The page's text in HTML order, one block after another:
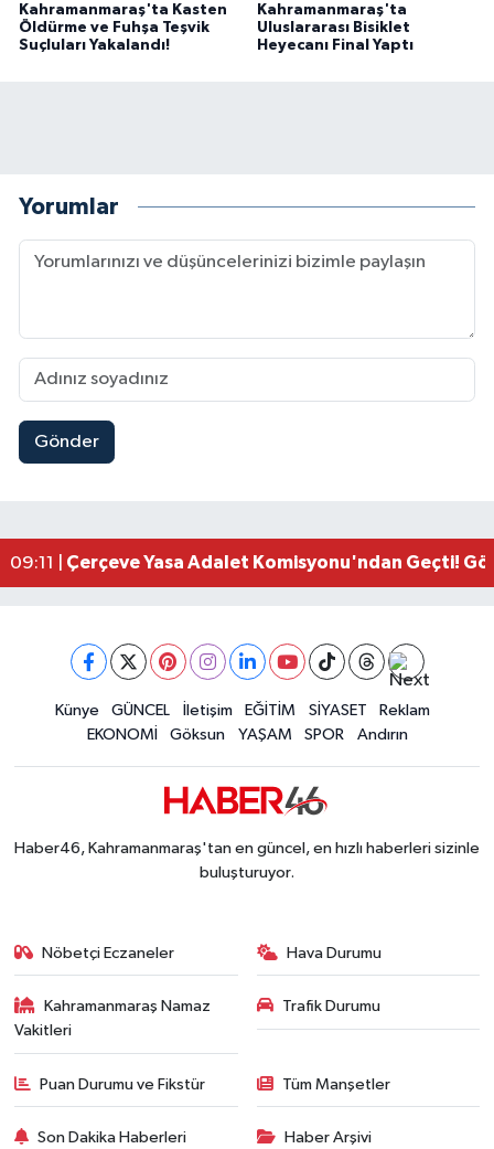
Kahramanmaraş'ta Kasten
Öldürme ve Fuhşa Teşvik
Suçluları Yakalandı!
Kahramanmaraş'ta
Uluslararası Bisiklet
Heyecanı Final Yaptı
Yorumlar
Gönder
17:19 |Kahramanmaraşlı İşçi Adana'daki Tünel
09:11 | Çerçeve Yasa Adalet Komisyonu'ndan Geçti!
09:04 |Kahramanmaraş'taki Okul Saldırısı TBMM
Kahramanmaraş'ta Pusula Maraş Eğitim
Kahramanmaraş'ta Tarım İçin Su Seferberliği
20:02 |Kahramanmaraş'ta 5 Kilometrelik Yolda Sıcak
Künye GÜNCEL İletişim EĞİTİM SİYASET
Reklam
EKONOMİ
Göksun YAŞAM SPOR Andırın
Haber46, Kahramanmaraş'tan en güncel, en hızlı haberleri sizinle
buluşturuyor.
Nöbetçi Eczaneler Hava Durumu
Kahramanmaraş Namaz
Vakitleri
Trafik Durumu
Puan Durumu ve Fikstür Tüm Manşetler
Son Dakika Haberleri Haber Arşivi